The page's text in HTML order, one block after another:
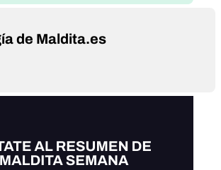
de Maldita.es